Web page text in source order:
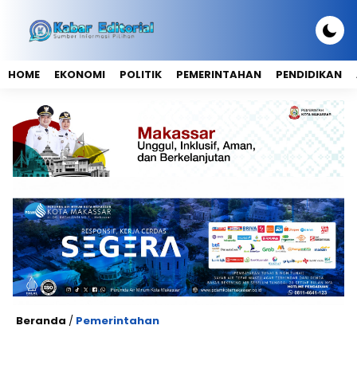
HOME EKONOMI POLITIK PEMERINTAHAN PENDIDIKAN
Beranda / Pemerintahan